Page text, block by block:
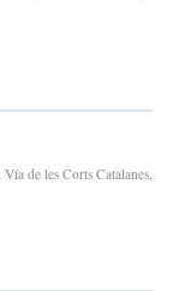
de les Corts Catalanes,